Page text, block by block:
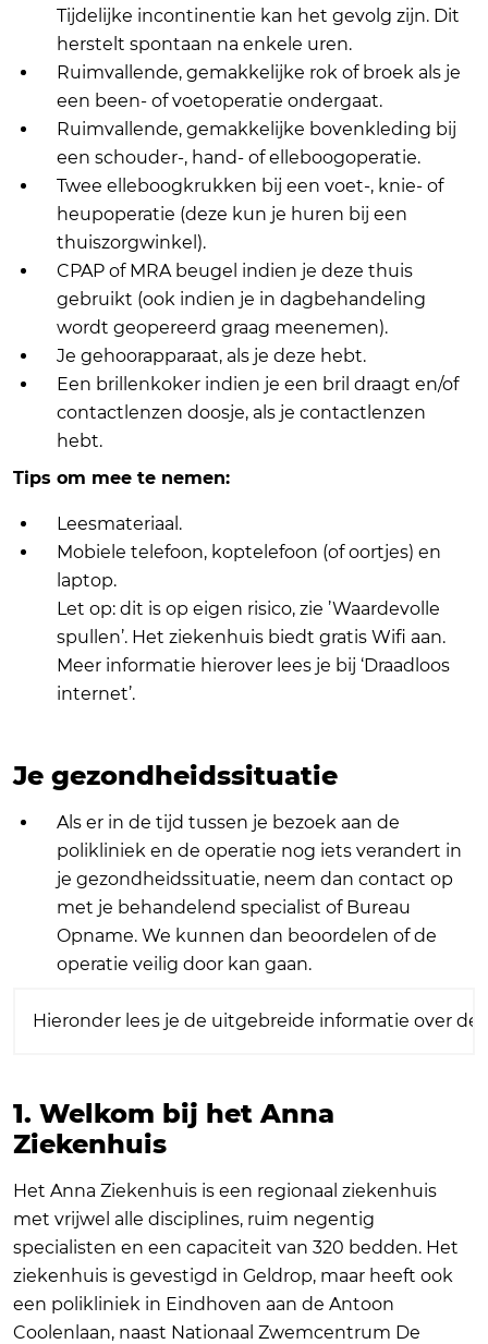
Tijdelijke incontinentie kan het gevolg zijn. Dit
herstelt spontaan na enkele uren.
Ruimvallende, gemakkelijke rok of broek als je
een been- of voetoperatie ondergaat.
Ruimvallende, gemakkelijke bovenkleding bij
een schouder-, hand- of elleboogoperatie.
Twee elleboogkrukken bij een voet-, knie- of
heupoperatie (deze kun je huren bij een
thuiszorgwinkel).
CPAP of MRA beugel indien je deze thuis
gebruikt (ook indien je in dagbehandeling
wordt geopereerd graag meenemen).
Je gehoorapparaat, als je deze hebt.
Een brillenkoker indien je een bril draagt en/of
contactlenzen doosje, als je contactlenzen
hebt.
Tips om mee te nemen:
Leesmateriaal.
Mobiele telefoon, koptelefoon (of oortjes) en
laptop.
Let op: dit is op eigen risico, zie ’Waardevolle
spullen’. Het ziekenhuis biedt gratis Wifi aan.
Meer informatie hierover lees je bij ‘Draadloos
internet’.
Je gezondheidssituatie
Als er in de tijd tussen je bezoek aan de
polikliniek en de operatie nog iets verandert in
je gezondheidssituatie, neem dan contact op
met je behandelend specialist of Bureau
Opname. We kunnen dan beoordelen of de
operatie veilig door kan gaan.
Hieronder lees je de uitgebreide informatie over
1. Welkom bij het Anna
Ziekenhuis
Het Anna Ziekenhuis is een regionaal ziekenhuis
met vrijwel alle disciplines, ruim negentig
specialisten en een capaciteit van 320 bedden. Het
ziekenhuis is gevestigd in Geldrop, maar heeft ook
een polikliniek in Eindhoven aan de Antoon
Coolenlaan, naast Nationaal Zwemcentrum De